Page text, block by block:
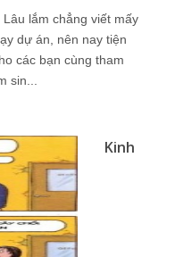
lắm chẳng viết mấy
dự án, nên nay tiện
các bạn cùng tham
sin...
Kinh